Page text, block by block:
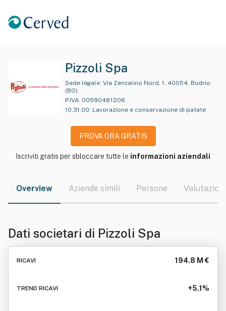
Pizzoli Spa
Sede legale:
(BO)
P.IVA: 00590481206
10.31.00: Lavorazione e conservazione di patate
PROVA ORA GRATIS
Iscriviti gratis per sbloccare tutte le informazioni aziendali
Overview Aziende simili Persone Valutazioni
Dati societari di Pizzoli Spa
RICAVI 194.8 M €
TREND RICAVI +5.1%